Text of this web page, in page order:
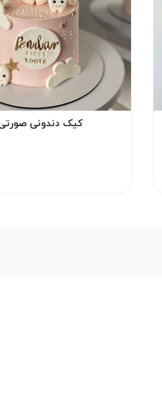
کیک دندونی